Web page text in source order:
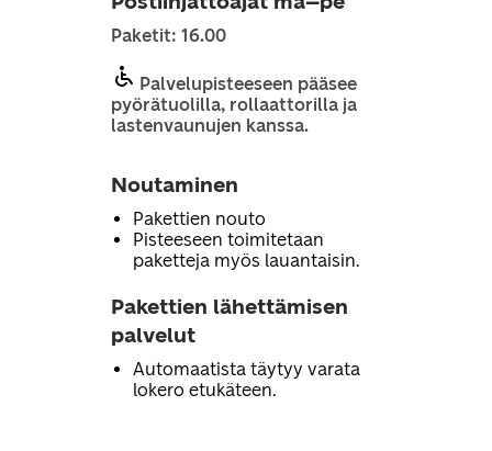
Paketit: 16.00
Palvelupisteeseen pääsee
pyörätuolilla, rollaattorilla ja
lastenvaunujen kanssa.
Noutaminen
Pakettien nouto
Pisteeseen toimitetaan
paketteja myös lauantaisin.
Pakettien lähettämisen
palvelut
Automaatista täytyy varata
lokero etukäteen.